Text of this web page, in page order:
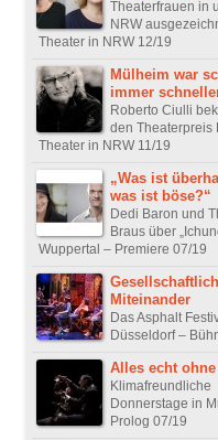
Theaterfrauen in
NRW
Theater in NRW 12/19
Mülheim war
immer
Roberto Ciulli
den Theaterpreis
Theater in NRW 11/19
„Was ist
was ist böse?“
Dedi Baron und
Braus über
Wuppertal – Premiere 07/19
Miteinander
Das Asphalt
Düsseldorf –
Alles echt
Klimafreundliche
Donnerstage in
Prolog 07/19